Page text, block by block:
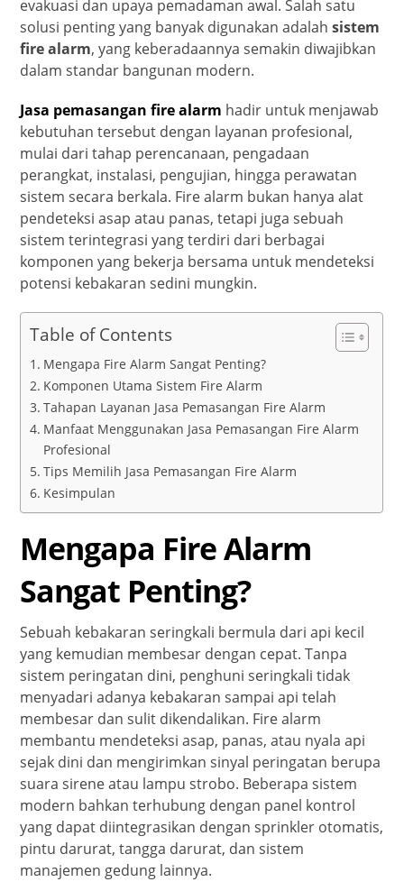
evakuasi dan upaya pemadaman awal. Salah satu
solusi penting yang banyak digunakan adalahsistem
fire alarm, yang keberadaannya semakin diwajibkan
dalam standar bangunan modern.
Jasa pemasangan fire alarm hadir untuk menjawab
kebutuhan tersebut dengan layanan profesional,
mulai dari tahap perencanaan, pengadaan
perangkat, instalasi, pengujian, hingga perawatan
sistem secara berkala. Fire alarm bukan hanya alat
pendeteksi asap atau panas, tetapi juga sebuah
sistem terintegrasi yang terdiri dari berbagai
komponen yang bekerja bersama untuk mendeteksi
potensi kebakaran sedini mungkin.
Table of Contents
Mengapa Fire Alarm Sangat Penting?
Komponen Utama Sistem Fire Alarm
Tahapan Layanan Jasa Pemasangan Fire Alarm
Manfaat Menggunakan Jasa Pemasangan Fire Alarm
Profesional
Tips Memilih Jasa Pemasangan Fire Alarm
Kesimpulan
Mengapa Fire Alarm
Sangat Penting?
Sebuah kebakaran seringkali bermula dari api kecil
yang kemudian membesar dengan cepat. Tanpa
sistem peringatan dini, penghuni seringkali tidak
menyadari adanya kebakaran sampai api telah
membesar dan sulit dikendalikan. Fire alarm
membantu mendeteksi asap, panas, atau nyala api
sejak dini dan mengirimkan sinyal peringatan berupa
suara sirene atau lampu strobo. Beberapa sistem
modern bahkan terhubung dengan panel kontrol
yang dapat diintegrasikan dengan sprinkler otomatis,
pintu darurat, tangga darurat, dan sistem
manajemen gedung lainnya.